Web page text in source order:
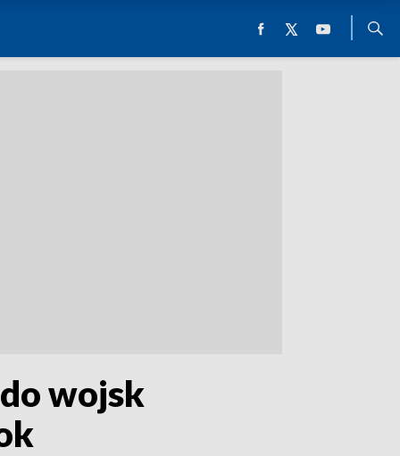
wojsk